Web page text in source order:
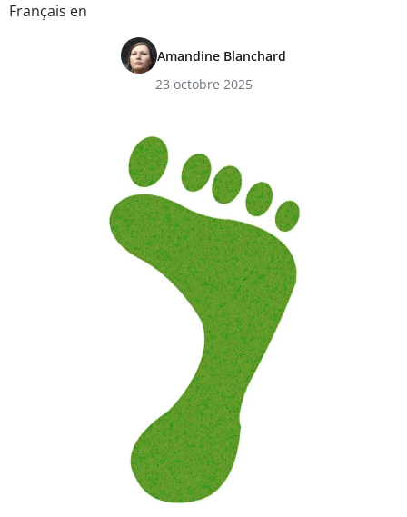
Français en
Amandine Blanchard
23 octobre 2025